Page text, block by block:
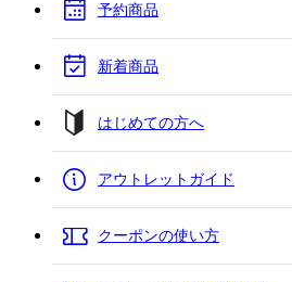
予約商品
新着商品
はじめての方へ
アウトレットガイド
クーポンの使い方